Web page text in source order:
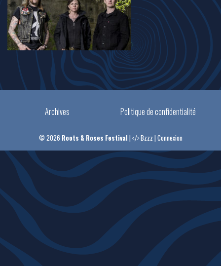
Archives Politique de confidentialité
© 2026 Roots & Roses Festival | Bzzz | Connexion